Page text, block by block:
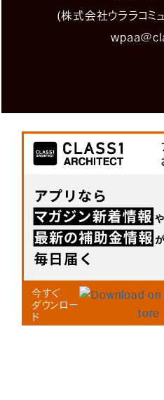
(株式会社ウララコミ
今すぐ
ダウンロー
ド